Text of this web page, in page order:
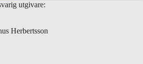
utgivare:
Herbertsson